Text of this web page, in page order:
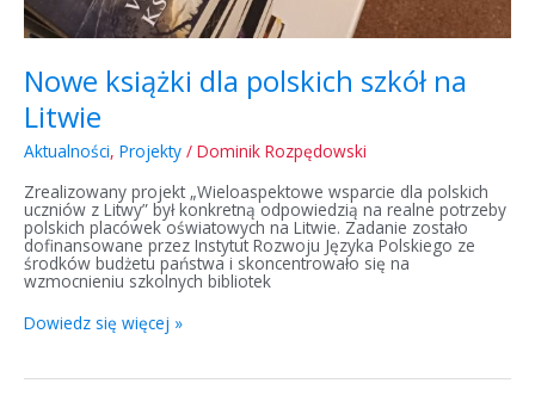
Nowe książki dla polskich szkół na
Litwie
Aktualności, Projekty / Dominik Rozpędowski
Zrealizowany projekt „Wieloaspektowe wsparcie dla polskich
uczniów z Litwy” był konkretną odpowiedzią na realne potrzeby
polskich placówek oświatowych na Litwie. Zadanie zostało
dofinansowane przez Instytut Rozwoju Języka Polskiego ze
środków budżetu państwa i skoncentrowało się na
wzmocnieniu szkolnych bibliotek
Dowiedz się więcej »